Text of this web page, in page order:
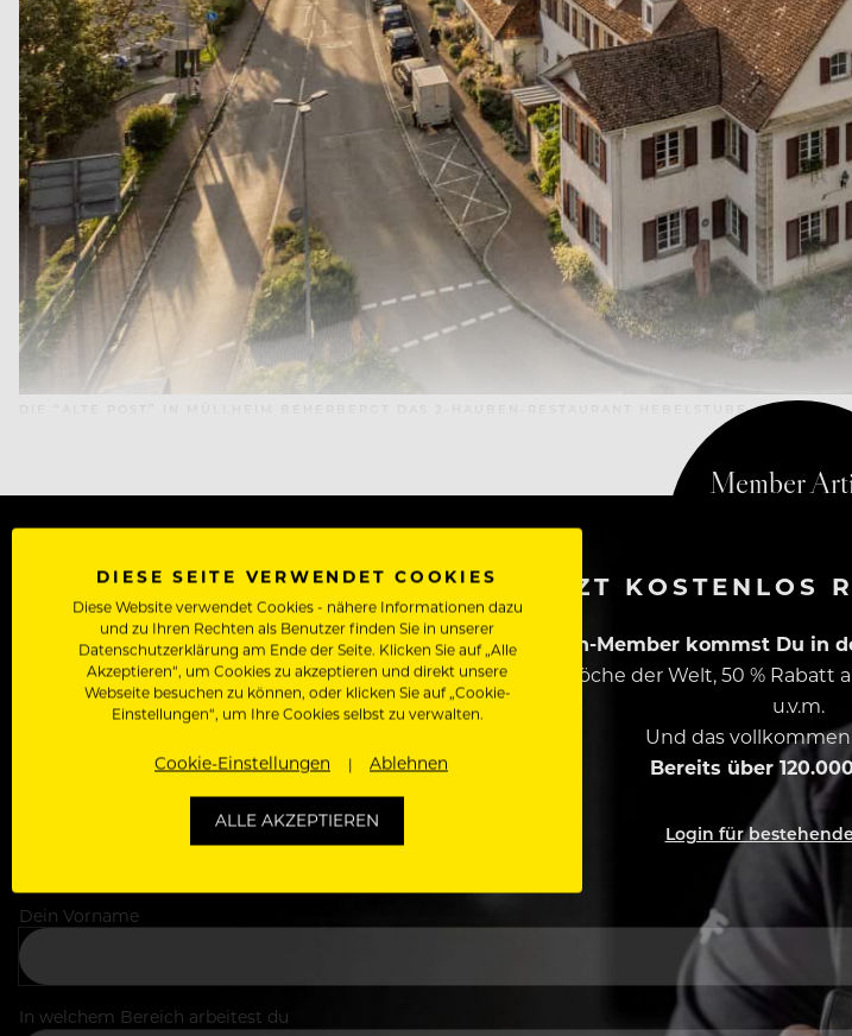
DIE “ALTE POST” IN MÜLLHEIM BEHERBERGT DAS 2-HAUBEN-RESTAURANT HEBELSTUBE
WERDE JETZT KOSTENLOS
Als Rolling Pin-Member kommst Du in
Zugriff auf alle Artikel, Videos & Masterclasses der besten Köche der Welt, 50 %
u.v.m.
Und das
Bereits über
Login für
Dein Vorname
In welchem Bereich arbeitest du
DIESE SEITE VERWENDET COOKIES
Diese Website verwendet Cookies - nähere Informationen dazu
und zu Ihren Rechten als Benutzer finden Sie in unserer
Datenschutzerklärung am Ende der Seite. Klicken Sie auf „Alle
Akzeptieren“, um Cookies zu akzeptieren und direkt unsere
Webseite besuchen zu können, oder klicken Sie auf „Cookie-
Einstellungen“, um Ihre Cookies selbst zu verwalten.
Cookie-Einstellungen Ablehnen
ALLE AKZEPTIEREN